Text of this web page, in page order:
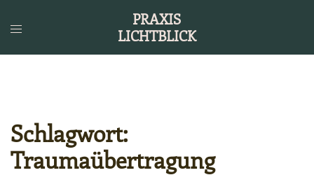
Inhalt
PRAXIS
LICHTBLICK
Schlagwort:
Traumaübertragung